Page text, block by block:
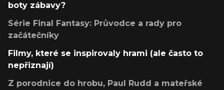
boty zábavy?
Série Final Fantasy: Průvodce a rady pro
začátečníky
Filmy, které se inspirovaly hrami (ale často to
nepřiznají)
Z porodnice do hrobu, Paul Rudd a mateřské